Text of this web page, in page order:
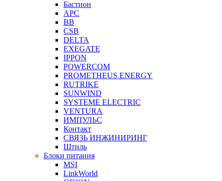
Бастион
APC
BB
CSB
DELTA
EXEGATE
IPPON
POWERCOM
PROMETHEUS ENERGY
RUTRIKE
SUNWIND
SYSTEME ELECTRIC
VENTURA
ИМПУЛЬС
Контакт
СВЯЗЬ ИНЖИНИРИНГ
Штиль
Блоки питания
MSI
LinkWorld